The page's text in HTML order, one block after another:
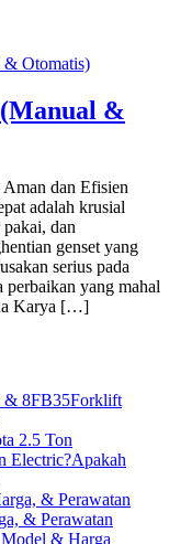
&
dan Efisien
adalah krusial
dan
genset yang
serius pada
yang mahal
Karya […]
Forklift
2.5 Ton
Apakah
& Perawatan